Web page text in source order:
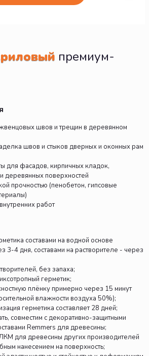
премиум-
швов и трещин в деревянном
швов и стыков дверных и оконных рам
для фасадов, кирпичных кладок,
деревянных поверхностей
прочностью (пенобетон, гипсовые
работ
составами на водной основе
3-4 дня, составами на растворителе - через
без запаха;
герметик;
плёнку примерно через 15 минут
влажности воздуха 50%);
герметика составляет 28 дней;
совместим с декоративно-защитными
Remmers для древесины;
для древесины других производителей
нанесением на поверхность;